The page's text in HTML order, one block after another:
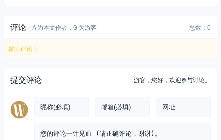
评论 A 为本文作者，G 为游客 总数：0
暂无评论！
提交评论 游客，您好，欢迎参与讨论。